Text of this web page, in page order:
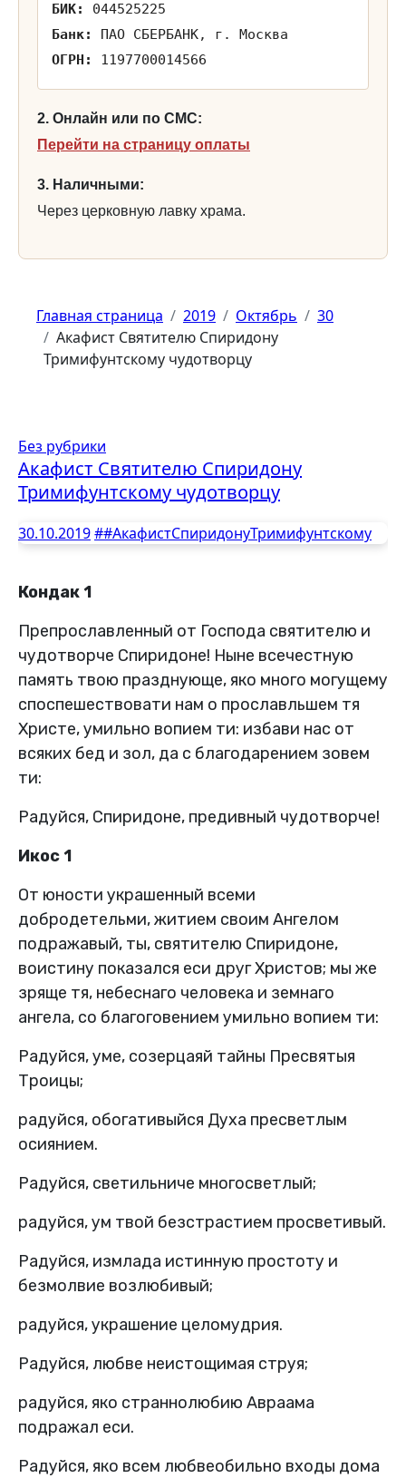
БИК:
044525225
Банк:
ПАО СБЕРБАНК, г. Москва
ОГРН:
1197700014566
2. Онлайн или по СМС:
Перейти на страницу оплаты
3. Наличными:
Через церковную лавку храма.
Главная страница 2019 Октябрь
30
Акафист Cвятителю Спиридону
Тримифунтскому чудотворцу
Без рубрики
Акафист Cвятителю Спиридону
Тримифунтскому чудотворцу
30.10.2019##АкафистСпиридонуТримифунтскому
Кондак 1
Препрославленный от Господа святителю и
чудотворче Спиридоне! Ныне всечестную
память твою празднующе, яко много могущему
споспешествовати нам о прославльшем тя
Христе, умильно вопием ти: избави нас от
всяких бед и зол, да с благодарением зовем
ти:
Радуйся, Спиридоне, предивный чудотворче!
Икос 1
От юности украшенный всеми
добродетельми, житием своим Ангелом
подражавый, ты, святителю Спиридоне,
воистину показался еси друг Христов; мы же
зряще тя, небеснаго человека и земнаго
ангела, со благоговением умильно вопием ти:
Радуйся, уме, созерцаяй тайны Пресвятыя
Троицы;
радуйся, обогативыйся Духа пресветлым
осиянием.
Радуйся, светильниче многосветлый;
радуйся, ум твой безстрастием просветивый.
Радуйся, измлада истинную простоту и
безмолвие возлюбивый;
радуйся, украшение целомудрия.
Радуйся, любве неистощимая струя;
радуйся, яко страннолюбию Авраама
подражал еси.
Радуйся, яко всем любвеобильно входы дома